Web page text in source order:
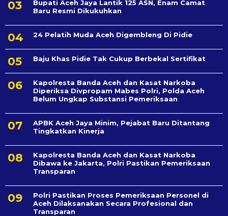
Bupati Aceh Jaya Lantik 125 ASN, Enam Camat
Baru Resmi Dikukuhkan
24 Pelatih Muda Aceh Digembleng Di Pidie
Baju Khas Pidie Tak Cukup Berbekal Sertifikat
Kapolresta Banda Aceh dan Kasat Narkoba
Diperiksa Divpropam Mabes Polri, Polda Aceh
Belum Ungkap Substansi Pemeriksaan
APBK Aceh Jaya Minim, Pejabat Baru Ditantang
Tingkatkan Kinerja
Kapolresta Banda Aceh dan Kasat Narkoba
Dibawa ke Jakarta, Polri Pastikan Pemeriksaan
Transparan
Polri Pastikan Proses Pemeriksaan Personel di
Aceh Dilaksanakan Secara Profesional dan
Transparan